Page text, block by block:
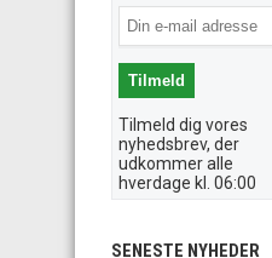
Tilmeld dig vores
nyhedsbrev, der
udkommer alle
hverdage kl. 06:00
SENESTE NYHEDER